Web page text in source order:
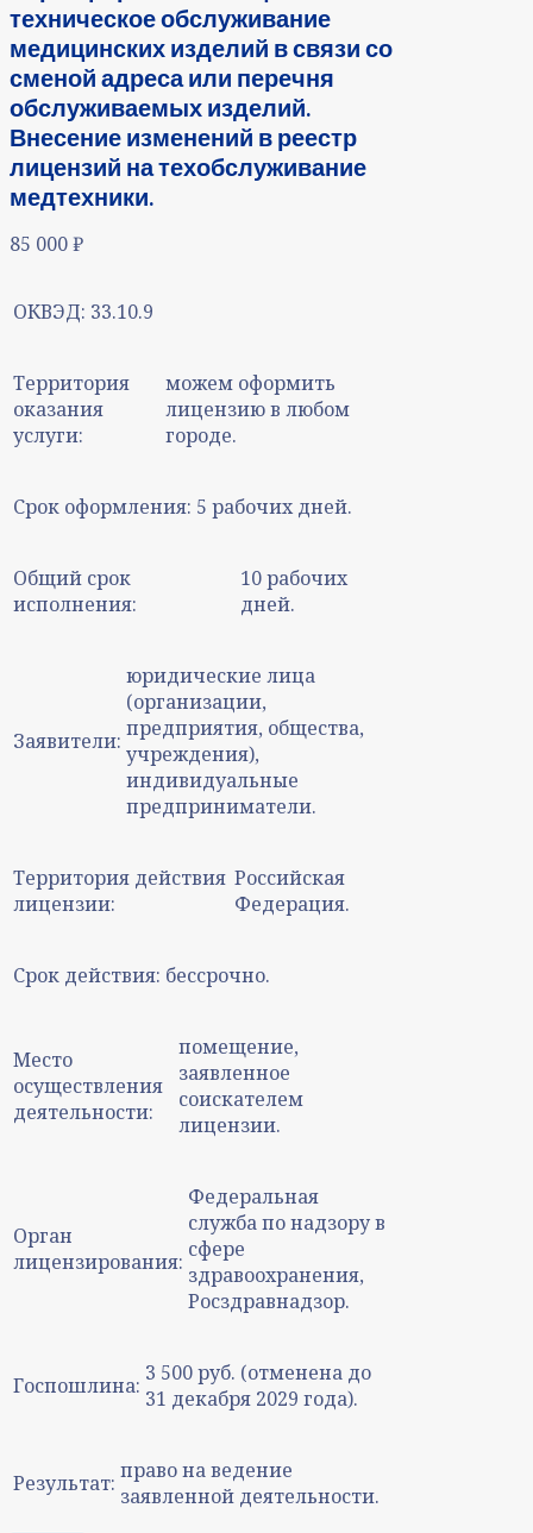
техническое обслуживание
медицинских изделий в связи со
сменой адреса или перечня
обслуживаемых изделий.
Внесение изменений в реестр
лицензий на техобслуживание
медтехники.
85 000₽
ОКВЭД: 33.10.9
Территория
оказания
услуги:
можем оформить
лицензию в любом
городе.
Срок оформления: 5 рабочих дней.
Общий срок
исполнения:
10 рабочих
дней.
Заявители:
юридические лица
(организации,
предприятия, общества,
учреждения),
индивидуальные
предприниматели.
Территория действия
лицензии:
Российская
Федерация.
Срок действия: бессрочно.
Место
осуществления
деятельности:
помещение,
заявленное
соискателем
лицензии.
Орган
лицензирования:
Федеральная
служба по надзору в
сфере
здравоохранения,
Росздравнадзор.
Госпошлина: 3 500 руб. (отменена до
31 декабря 2029 года).
Результат: право на ведение
заявленной деятельности.